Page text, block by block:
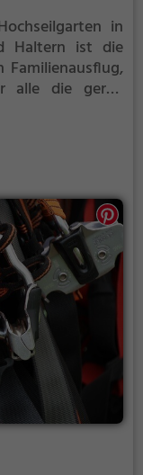
in
Haltern ist die
alle die gerne
Welt voller
Haltern
und Spaß.